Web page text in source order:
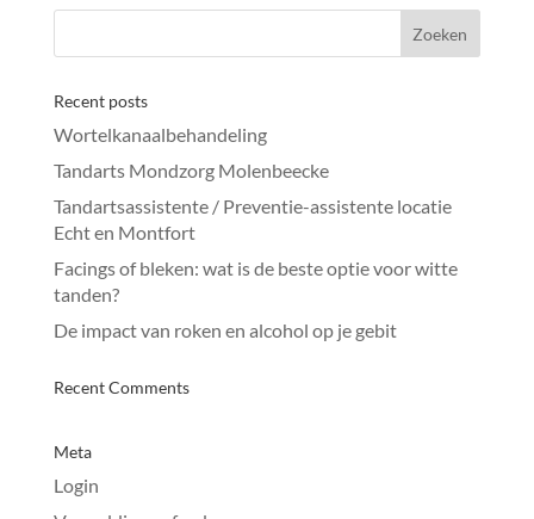
Recent posts
Wortelkanaalbehandeling
Tandarts Mondzorg Molenbeecke
Tandartsassistente / Preventie-assistente locatie
Echt en Montfort
Facings of bleken: wat is de beste optie voor witte
tanden?
De impact van roken en alcohol op je gebit
Recent Comments
Meta
Login